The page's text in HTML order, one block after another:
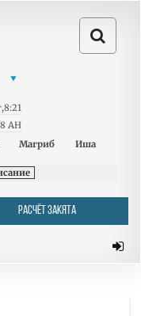
,8:21
AH
Магриб Иша
РАСЧЁТ ЗАКЯТА